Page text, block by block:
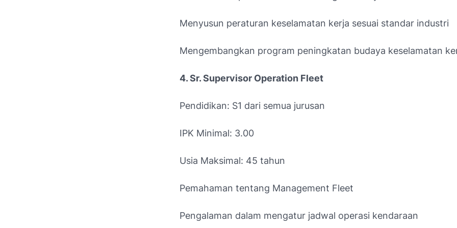
Menyusun peraturan keselamatan kerja sesuai standar industri
Mengembangkan program peningkatan budaya keselamatan
4. Sr. Supervisor Operation Fleet
Pendidikan: S1 dari semua jurusan
IPK Minimal: 3.00
Usia Maksimal: 45 tahun
Pemahaman tentang Management Fleet
Pengalaman dalam mengatur jadwal operasi kendaraan